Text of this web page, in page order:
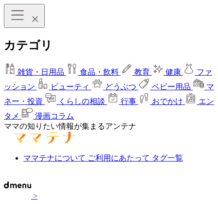
カテゴリ
雑貨・日用品 食品・飲料 教育 健康
ファ
ッション
ビューティ どうぶつ ベビー用品
マ
ネー・投資
くらしの相談 行事 おでかけ
エン
タメ
漫画コラム
ママの知りたい情報が集まるアンテナ
ママテナについて ご利用にあたって タグ一覧
>